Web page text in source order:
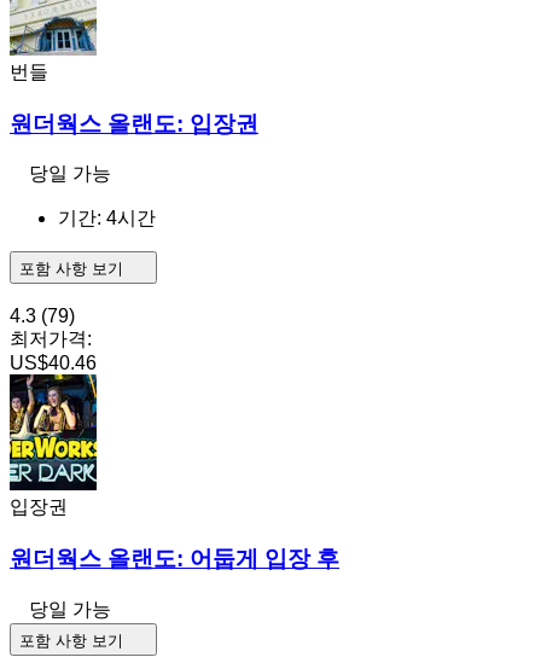
번들
원더웍스 올랜도: 입장권
당일 가능
기간: 4시간
포함 사항 보기
4.3 (79)
최저가격:
US$40.46
입장권
원더웍스 올랜도: 어둡게 입장 후
당일 가능
포함 사항 보기